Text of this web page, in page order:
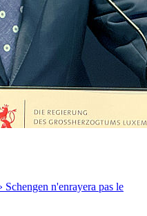
n'enrayera pas le